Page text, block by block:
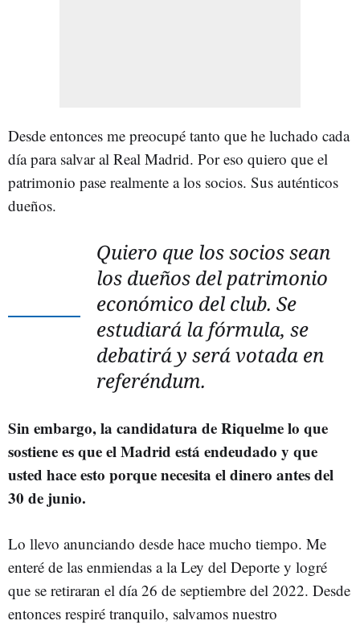
Desde entonces me preocupé tanto que he luchado cada
día para salvar al Real Madrid. Por eso quiero que el
patrimonio pase realmente a los socios. Sus auténticos
dueños.
Quiero que los socios sean
los dueños del patrimonio
económico del club. Se
estudiará la fórmula, se
debatirá y será votada en
referéndum.
Sin embargo, la candidatura de Riquelme lo que
sostiene es que el Madrid está endeudado y que
usted hace esto porque necesita el dinero antes del
30 de junio.
Lo llevo anunciando desde hace mucho tiempo. Me
enteré de las enmiendas a la Ley del Deporte y logré
que se retiraran el día 26 de septiembre del 2022. Desde
entonces respiré tranquilo, salvamos nuestro